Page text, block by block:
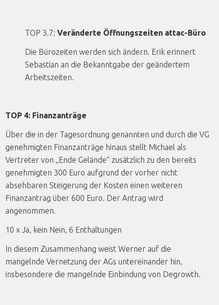
TOP 3.7: Veränderte Öffnungszeiten attac-Büro
Die Bürozeiten werden sich ändern. Erik erinnert
Sebastian an die Bekanntgabe der geändertem
Arbeitszeiten.
TOP 4: Finanzanträge
Über die in der Tagesordnung genannten und durch die VG
genehmigten Finanzanträge hinaus stellt Michael als
Vertreter von „Ende Gelände“ zusätzlich zu den bereits
genehmigten 300 Euro aufgrund der vorher nicht
absehbaren Steigerung der Kosten einen weiteren
Finanzantrag über 600 Euro. Der Antrag wird
angenommen.
10 x Ja, kein Nein, 6 Enthaltungen
In diesem Zusammenhang weist Werner auf die
mangelnde Vernetzung der AGs untereinander hin,
insbesondere die mangelnde Einbindung von Degrowth.